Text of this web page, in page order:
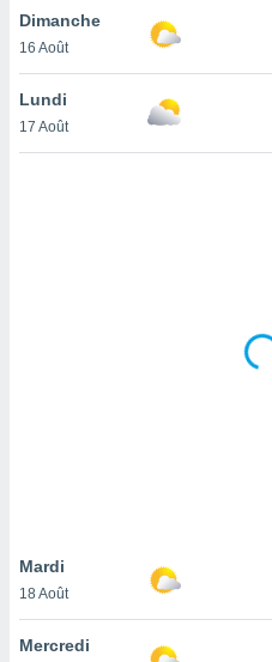
de
pas
de
à
Dimanche
16 Août
Lundi
17 Août
Mardi
18 Août
Mercredi